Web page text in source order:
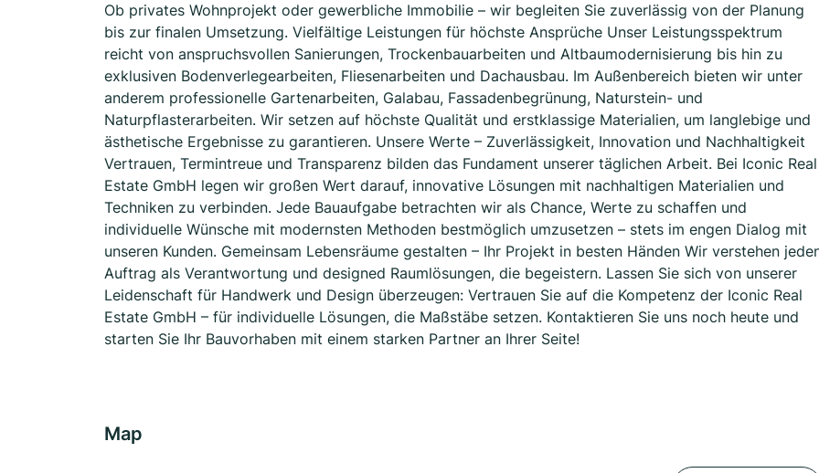
Ob privates Wohnprojekt oder gewerbliche Immobilie – wir begleiten Sie zuverlässig von der Planung
bis zur finalen Umsetzung. Vielfältige Leistungen für höchste Ansprüche Unser Leistungsspektrum
reicht von anspruchsvollen Sanierungen, Trockenbauarbeiten und Altbaumodernisierung bis hin zu
exklusiven Bodenverlegearbeiten, Fliesenarbeiten und Dachausbau. Im Außenbereich bieten wir unter
anderem professionelle Gartenarbeiten, Galabau, Fassadenbegrünung, Naturstein- und
Naturpflasterarbeiten. Wir setzen auf höchste Qualität und erstklassige Materialien, um langlebige und
ästhetische Ergebnisse zu garantieren. Unsere Werte – Zuverlässigkeit, Innovation und Nachhaltigkeit
Vertrauen, Termintreue und Transparenz bilden das Fundament unserer täglichen Arbeit. Bei Iconic Real
Estate GmbH legen wir großen Wert darauf, innovative Lösungen mit nachhaltigen Materialien und
Techniken zu verbinden. Jede Bauaufgabe betrachten wir als Chance, Werte zu schaffen und
individuelle Wünsche mit modernsten Methoden bestmöglich umzusetzen – stets im engen Dialog mit
unseren Kunden. Gemeinsam Lebensräume gestalten – Ihr Projekt in besten Händen Wir verstehen
Auftrag als Verantwortung und designed Raumlösungen, die begeistern. Lassen Sie sich von unserer
Leidenschaft für Handwerk und Design überzeugen: Vertrauen Sie auf die Kompetenz der Iconic Real
Estate GmbH – für individuelle Lösungen, die Maßstäbe setzen. Kontaktieren Sie uns noch heute und
starten Sie Ihr Bauvorhaben mit einem starken Partner an Ihrer Seite!
Map